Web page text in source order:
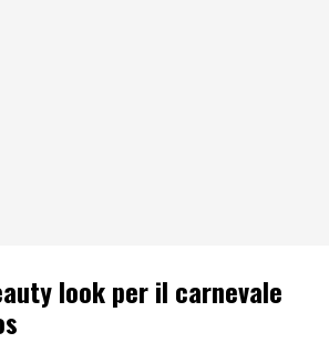
look per il carnevale